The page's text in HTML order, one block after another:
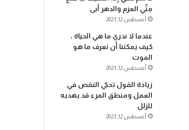
مِنِّي العزم والدهر أبى
أغسطس 12, 2023
عندما لا ندري ما هي الحياة ،
كيف يمكننا أن نعرف ما هو
الموت
أغسطس 12, 2023
زيادة القول تحكي النقص في
العمل ومنطق المرء قد يهديه
للزلل
أغسطس 12, 2023